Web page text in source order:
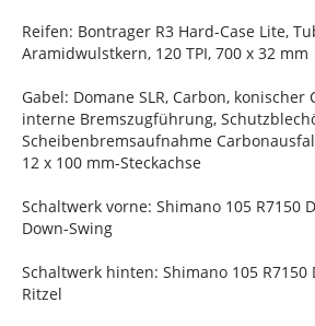
Reifen: Bontrager R3 Hard-Case Lite,
Aramidwulstkern, 120 TPI, 700 x 32 mm
Gabel: Domane SLR, Carbon,
interne Bremszugführung,
Scheibenbremsaufnahme
12 x 100 mm-Steckachse
Schaltwerk vorne: Shimano 105 R7150
Down-Swing
Schaltwerk hinten: Shimano 105 R7150
Ritzel